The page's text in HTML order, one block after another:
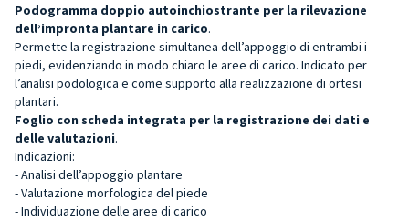
Podogramma doppio autoinchiostrante per la rilevazione
dell’impronta plantare in carico.
Permette la registrazione simultanea dell’appoggio di entrambi i
piedi, evidenziando in modo chiaro le aree di carico. Indicato per
l’analisi podologica e come supporto alla realizzazione di ortesi
plantari.
Foglio con scheda integrata per la registrazione dei dati e
delle valutazioni.
Indicazioni:
- Analisi dell’appoggio plantare
- Valutazione morfologica del piede
- Individuazione delle aree di carico